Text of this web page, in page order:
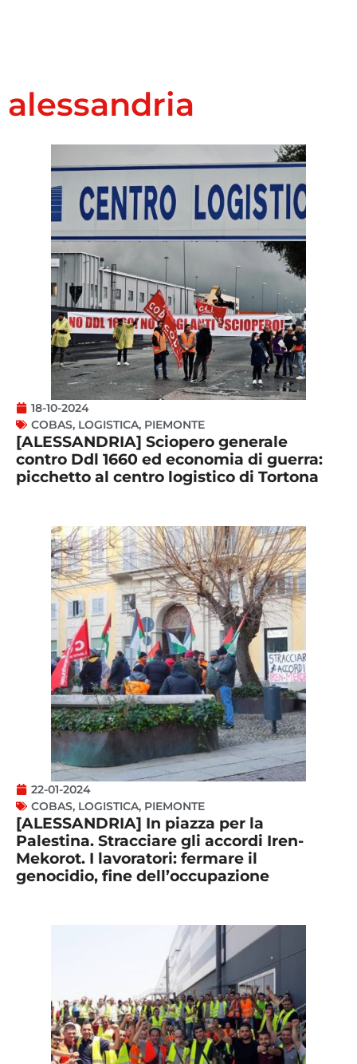
alessandria
18-10-2024
COBAS, LOGISTICA, PIEMONTE
[ALESSANDRIA] Sciopero generale
contro Ddl 1660 ed economia di guerra:
picchetto al centro logistico di Tortona
22-01-2024
COBAS, LOGISTICA, PIEMONTE
[ALESSANDRIA] In piazza per la
Palestina. Stracciare gli accordi Iren-
Mekorot. I lavoratori: fermare il
genocidio, fine dell’occupazione